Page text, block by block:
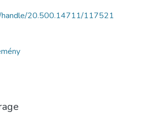
handle/20.500.14711/117521